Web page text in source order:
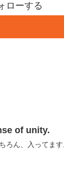
ローする
of unity.
ろん、入ってま